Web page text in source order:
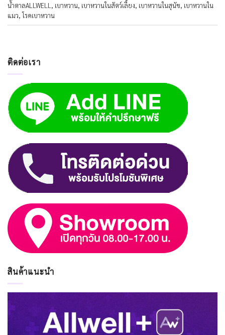
น้ำตาลALLWELL , เบาหวาน, เบาหวานในสัตว์เลี้ยง, เบาหวานในสุนัข, เบาหวานใน
แมว,โรคเบาหวาน
ติดต่อเรา
สินค้าแนะนำ